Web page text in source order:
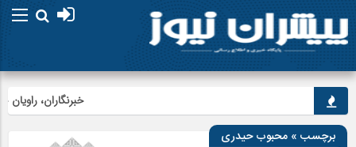
خبرنگاران،
برچسب » محبوب حیدری